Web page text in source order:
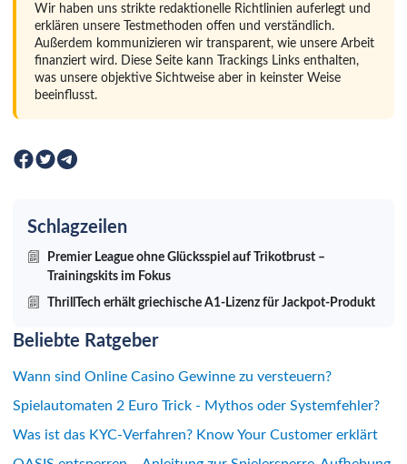
Wir haben uns strikte redaktionelle Richtlinien auferlegt und
erklären unsere Testmethoden offen und verständlich.
Außerdem kommunizieren wir transparent, wie unsere Arbeit
finanziert wird. Diese Seite kann Trackings Links enthalten,
was unsere objektive Sichtweise aber in keinster Weise
beeinflusst.
Schlagzeilen
Premier League ohne Glücksspiel auf Trikotbrust –
Trainingskits im Fokus
ThrillTech erhält griechische A1-Lizenz für Jackpot-Produkt
Beliebte Ratgeber
Wann sind Online Casino Gewinne zu versteuern?
Spielautomaten 2 Euro Trick - Mythos oder Systemfehler?
Was ist das KYC-Verfahren? Know Your Customer erklärt